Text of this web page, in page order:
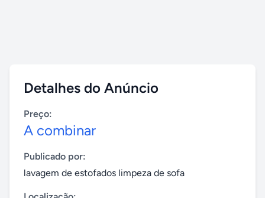
Detalhes do Anúncio
Preço:
A combinar
Publicado por:
lavagem de estofados limpeza de sofa